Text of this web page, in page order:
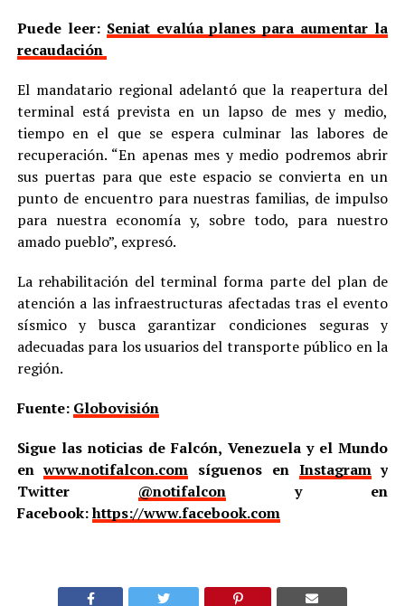
Puede leer: Seniat evalúa planes para aumentar la
recaudación
El mandatario regional adelantó que la reapertura del
terminal está prevista en un lapso de mes y medio,
tiempo en el que se espera culminar las labores de
recuperación. “En apenas mes y medio podremos abrir
sus puertas para que este espacio se convierta en un
punto de encuentro para nuestras familias, de impulso
para nuestra economía y, sobre todo, para nuestro
amado pueblo”, expresó.
La rehabilitación del terminal forma parte del plan de
atención a las infraestructuras afectadas tras el evento
sísmico y busca garantizar condiciones seguras y
adecuadas para los usuarios del transporte público en la
región.
Fuente: Globovisión
Sigue las noticias de Falcón, Venezuela y el Mundo
enwww.notifalcon.com síguenos en Instagramy
Twitter @notifalcony en
Facebook:https://www.facebook.com